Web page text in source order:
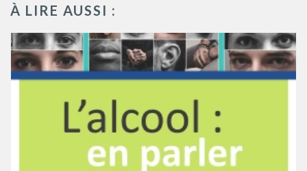
À LIRE AUSSI :